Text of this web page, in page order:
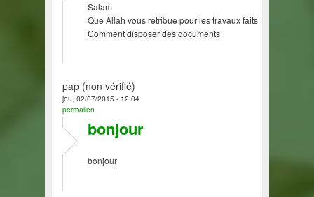
Salam
Que Allah vous retribue pour les travaux faits
Comment disposer des documents
pap (non vérifié)
jeu, 02/07/2015 - 12:04
permalien
bonjour
bonjour